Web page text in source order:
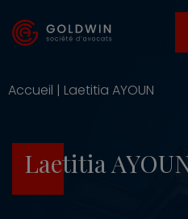
Accueil | Laetitia AYOUN
Laetitia